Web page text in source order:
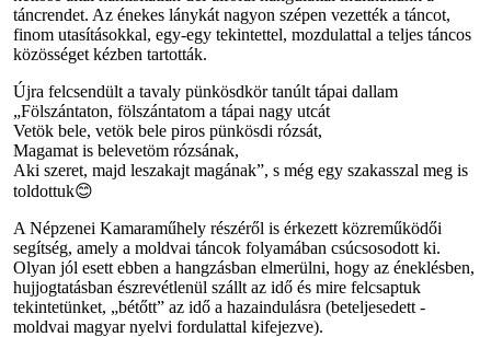
táncrendet. Az énekes lánykát nagyon szépen vezették a táncot,
finom utasításokkal, egy-egy tekintettel, mozdulattal a teljes táncos
közösséget kézben tartották.
Újra felcsendült a tavaly pünkösdkör tanúlt tápai dallam
„Fölszántaton, fölszántatom a tápai nagy utcát
Vetök bele, vetök bele piros pünkösdi rózsát,
Magamat is belevetöm rózsának,
Aki szeret, majd leszakajt magának”, s még egy szakasszal meg is
toldottuk😊
A Népzenei Kamaraműhely részéről is érkezett közreműködői
segítség, amely a moldvai táncok folyamában csúcsosodott ki.
Olyan jól esett ebben a hangzásban elmerülni, hogy az éneklésben,
hujjogtatásban észrevétlenül szállt az idő és mire felcsaptuk
tekintetünket, „bétőtt” az idő a hazaindulásra (beteljesedett -
moldvai magyar nyelvi fordulattal kifejezve).